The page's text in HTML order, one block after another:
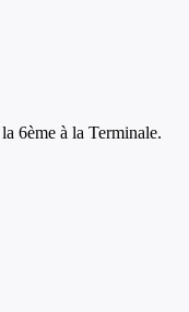
6ème à la Terminale.